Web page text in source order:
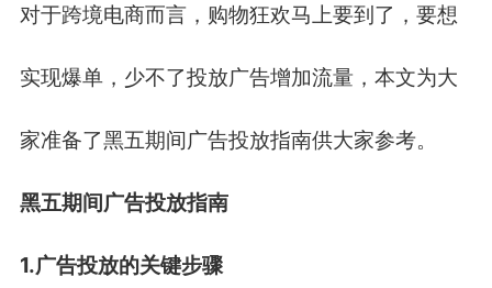
对于跨境电商而言，购物狂欢马上要到了，要想
实现爆单，少不了投放广告增加流量，本文为大
家准备了黑五期间广告投放指南供大家参考。
黑五期间广告投放指南
1.广告投放的关键步骤